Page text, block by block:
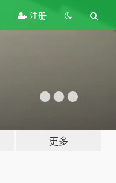
注册
更多